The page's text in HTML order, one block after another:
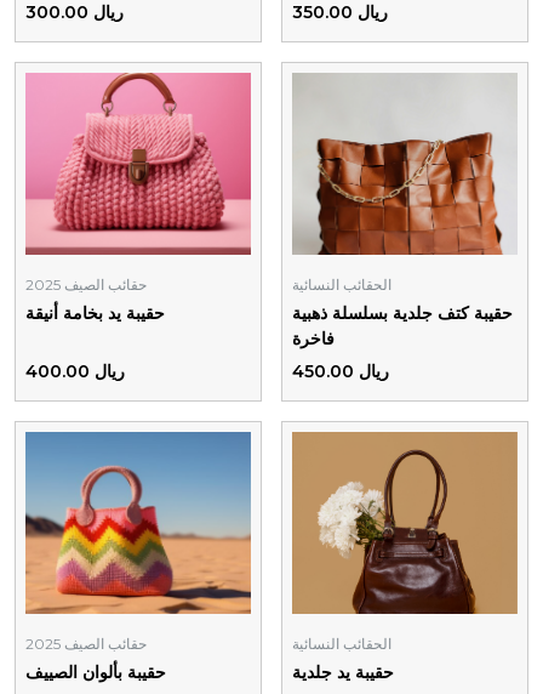
ريال 300.00
ريال 350.00
حقائب الصيف 2025
حقيبة يد بخامة أنيقة
ريال 400.00
الحقائب النسائية
حقيبة كتف جلدية بسلسلة ذهبية
فاخرة
ريال 450.00
حقائب الصيف 2025
حقيبة بألوان الصييف
الحقائب النسائية
حقيبة يد جلدية